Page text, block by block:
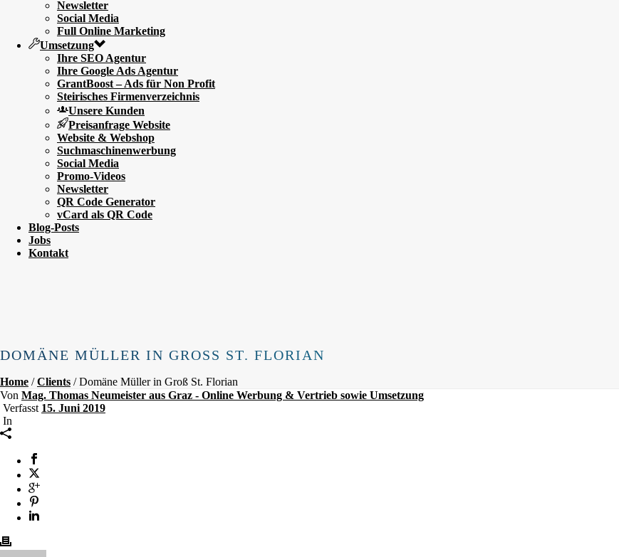
Newsletter
Social Media
Full Online Marketing
Umsetzung
Ihre SEO Agentur
Ihre Google Ads Agentur
GrantBoost – Ads für Non Profit
Steirisches Firmenverzeichnis
Unsere Kunden
Preisanfrage Website
Website & Webshop
Suchmaschinenwerbung
Social Media
Promo-Videos
Newsletter
QR Code Generator
vCard als QR Code
Blog-Posts
Jobs
Kontakt
DOMÄNE MÜLLER IN GROSS ST. FLORIAN
Home /Clients / Domäne Müller in Groß St. Florian
Von Mag. Thomas Neumeister aus Graz - Online Werbung & Vertrieb sowie Umsetzung
Verfasst 15. Juni 2019
In